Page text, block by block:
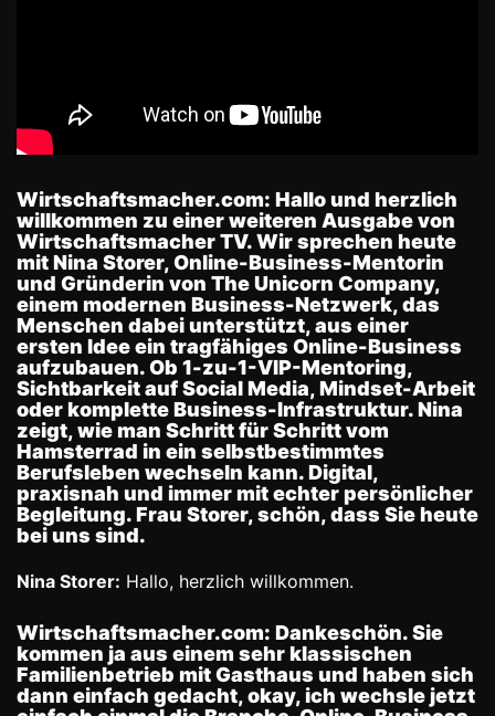
Wirtschaftsmacher.com: Hallo und herzlich
willkommen zu einer weiteren Ausgabe von
Wirtschaftsmacher TV. Wir sprechen heute
mit Nina Storer, Online-Business-Mentorin
und Gründerin von The Unicorn Company,
einem modernen Business-Netzwerk, das
Menschen dabei unterstützt, aus einer
ersten Idee ein tragfähiges Online-Business
aufzubauen. Ob 1-zu-1-VIP-Mentoring,
Sichtbarkeit auf Social Media, Mindset-Arbeit
oder komplette Business-Infrastruktur. Nina
zeigt, wie man Schritt für Schritt vom
Hamsterrad in ein selbstbestimmtes
Berufsleben wechseln kann. Digital,
praxisnah und immer mit echter persönlicher
Begleitung. Frau Storer, schön, dass Sie heute
bei uns sind.
Nina Storer: Hallo, herzlich willkommen.
Wirtschaftsmacher.com: Dankeschön. Sie
kommen ja aus einem sehr klassischen
Familienbetrieb mit Gasthaus und haben sich
dann einfach gedacht, okay, ich wechsle jetzt